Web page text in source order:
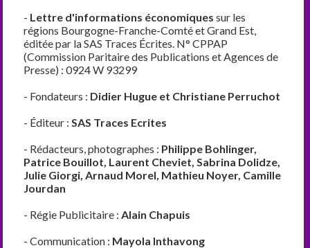
- Lettre d'informations économiques sur les
régions Bourgogne-Franche-Comté et Grand Est,
éditée par la SAS Traces Écrites. N° CPPAP
(Commission Paritaire des Publications et Agences de
Presse) : 0924 W 93299
- Fondateurs : Didier Hugue et Christiane Perruchot
- Éditeur :SAS Traces Ecrites
- Rédacteurs, photographes : Philippe Bohlinger,
Patrice Bouillot, Laurent Cheviet, Sabrina Dolidze,
Julie Giorgi, Arnaud Morel, Mathieu Noyer, Camille
Jourdan
- Régie Publicitaire :Alain Chapuis
- Communication : Mayola Inthavong